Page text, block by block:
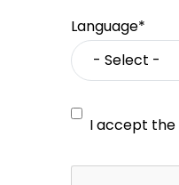
Language*
I accept the